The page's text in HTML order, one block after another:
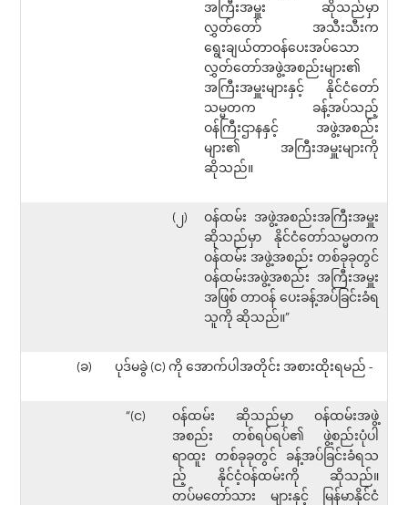
အကြီးအမှူး ဆိုသည်မှာ
လွှတ်တော် အသီးသီးက
ရွေးချယ်တာဝန်ပေးအပ်သော
လွှတ်တော်အဖွဲ့အစည်းများ၏
အကြီးအမှူးများနှင့် နိုင်ငံတော်
သမ္မတက ခန့်အပ်သည့်
ဝန်ကြီးဌာနနှင့် အဖွဲ့အစည်း
များ၏ အကြီးအမှူးများကို
ဆိုသည်။
(၂)
ဝန်ထမ်း အဖွဲ့အစည်းအကြီးအမှူး
ဆိုသည်မှာ နိုင်ငံတော်သမ္မတက
ဝန်ထမ်း အဖွဲ့အစည်း တစ်ခုခုတွင်
ဝန်ထမ်းအဖွဲ့အစည်း အကြီးအမှူး
အဖြစ် တာဝန် ပေးခန့်အပ်ခြင်းခံရ
သူကို ဆိုသည်။”
(ခ) ပုဒ်မခွဲ (င) ကို အောက်ပါအတိုင်း အစားထိုးရမည် -
“(င)
ဝန်ထမ်း ဆိုသည်မှာ ဝန်ထမ်းအဖွဲ့
အစည်း တစ်ရပ်ရပ်၏ ဖွဲ့စည်းပုံပါ
ရာထူး တစ်ခုခုတွင် ခန့်အပ်ခြင်းခံရသ
ည့် နိုင်ငံ့ဝန်ထမ်းကို ဆိုသည်။
တပ်မတော်သား များနှင့် မြန်မာနိုင်ငံ